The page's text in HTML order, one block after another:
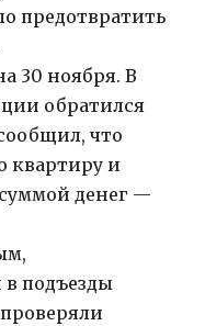
предотвратить
30 ноября. В
обратился
что
квартиру и
денег —
подъезды